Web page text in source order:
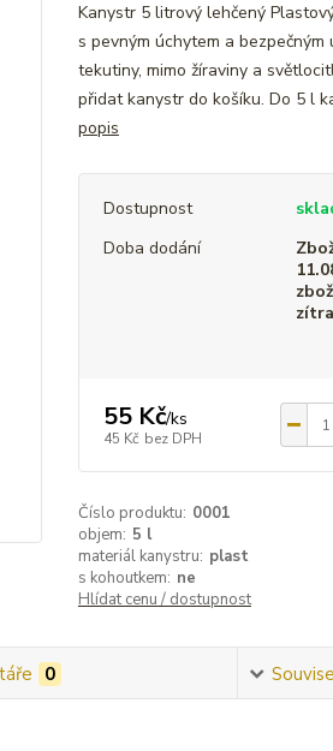
Kanystr 5 litrový lehčený
s pevným úchytem a
tekutiny, mimo žíraviny a
přidat kanystr do košíku. Do 5 l
popis
Dostupnost
Doba dodání
55 Kč/ks
45 Kč bez DPH
Číslo produktu: 0001
objem: 5 l
materiál kanystru: plast
s kohoutkem: ne
Hlídat cenu / dostupnost
0